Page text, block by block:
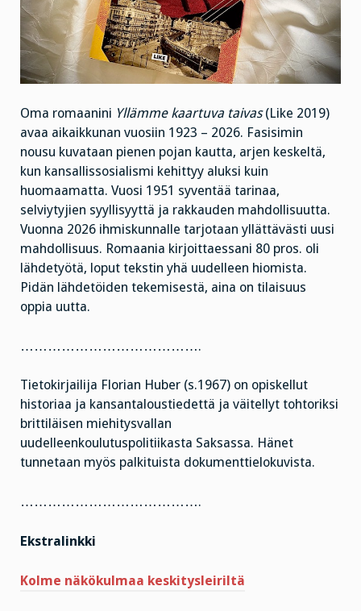
Oma romaanini Yllämme kaartuva taivas(Like 2019)
avaa aikaikkunan vuosiin 1923 – 2026. Fasisimin
nousu kuvataan pienen pojan kautta, arjen keskeltä,
kun kansallissosialismi kehittyy aluksi kuin
huomaamatta. Vuosi 1951 syventää tarinaa,
selviytyjien syyllisyyttä ja rakkauden mahdollisuutta.
Vuonna 2026 ihmiskunnalle tarjotaan yllättävästi uusi
mahdollisuus. Romaania kirjoittaessani 80 pros. oli
lähdetyötä, loput tekstin yhä uudelleen hiomista.
Pidän lähdetöiden tekemisestä, aina on tilaisuus
oppia uutta.
………………………………….
Tietokirjailija Florian Huber (s.1967) on opiskellut
historiaa ja kansantaloustiedettä ja väitellyt tohtoriksi
brittiläisen miehitysvallan
uudelleenkoulutuspolitiikasta Saksassa. Hänet
tunnetaan myös palkituista dokumenttielokuvista.
………………………………….
Ekstralinkki
Kolme näkökulmaa keskitysleiriltä